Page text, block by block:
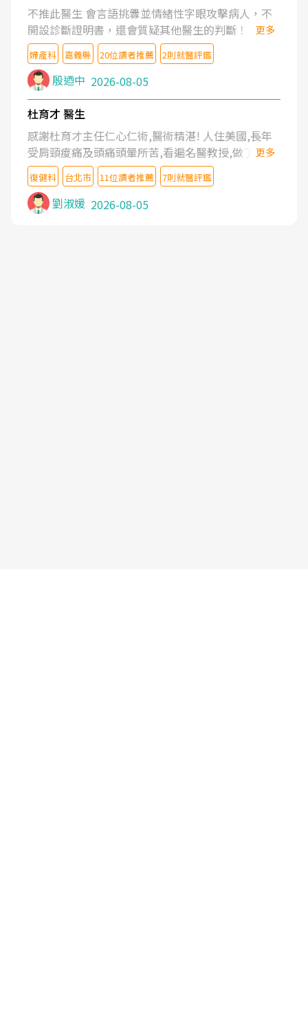
不推此醫生 會言語挑釁並情緒性字眼攻擊病人，不
開設診斷證明書，還會質疑其他醫生的判斷！
更多
婦產科 嘉義縣 20位讀者推薦 2則就醫評鑑
殷迺中 2026-08-05
杜育才 醫生
感謝杜育才主任仁心仁術,醫術精湛! 人住美國,長年
受肩頸痠痛及頭痛頭暈所苦,看遍名醫教授,做了各種
檢查,也嘗試過西醫打針,中醫針灸及物理徒手治療都
沒有用,後來連吃到嗎啡類止痛藥都效果有限,只是壓
症狀,沒多久就痛起來,多年失眠嚴重影響生活品質.
台灣親友介紹忠孝醫院杜育才主任是頸頭症候群專
更多
復健科 台北市 11位讀者推薦 7則就醫評鑑
劉淑媛 2026-08-05